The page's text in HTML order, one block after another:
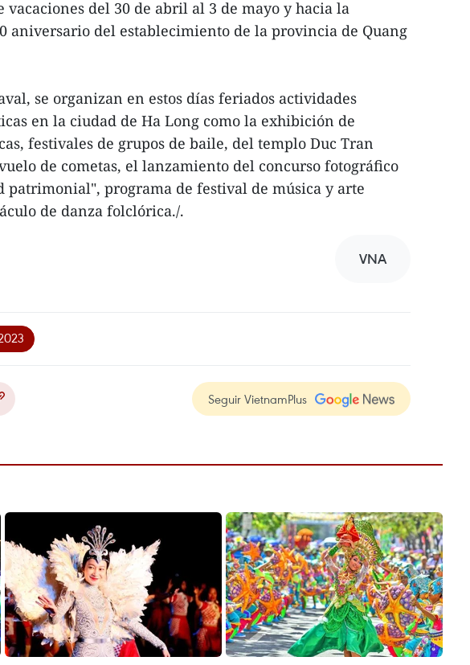
vacaciones del 30 de abril al 3 de mayo y hacia la
aniversario del establecimiento de la provincia de Quang
se organizan en estos días feriados actividades
en la ciudad de Ha Long como la exhibición de
festivales de grupos de baile, del templo Duc Tran
de cometas, el lanzamiento del concurso fotográfico
patrimonial", programa de festival de música y arte
de danza folclórica./.
VNA
Seguir VietnamPlus